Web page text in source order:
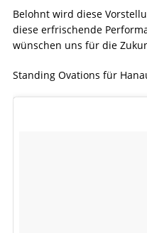
Belohnt wird diese
diese erfrischende
wünschen uns für die
Standing Ovations für